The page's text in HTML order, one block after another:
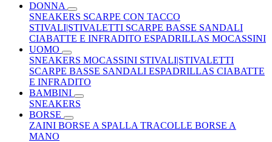
DONNA
SNEAKERS SCARPE CON TACCO
STIVALI|STIVALETTI SCARPE BASSE SANDALI
CIABATTE E INFRADITO ESPADRILLAS MOCASSINI
UOMO
SNEAKERS MOCASSINI STIVALI|STIVALETTI
SCARPE BASSE SANDALI ESPADRILLAS CIABATTE
E INFRADITO
BAMBINI
SNEAKERS
BORSE
ZAINI BORSE A SPALLA TRACOLLE BORSE A
MANO